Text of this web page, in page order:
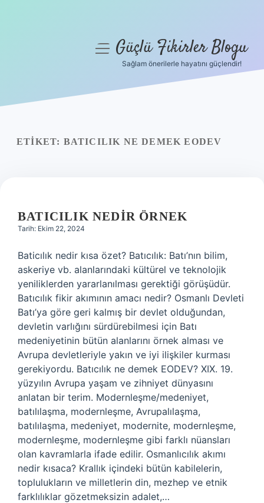
Yasal Uyarı
menüyüGüçlü Fikirler Blogu
Sağlam önerilerle hayatını güçlendir!
ETIKET: BATICILIK NE DEMEK EODEV
BATICILIK NEDIR ÖRNEK
Tarih: Ekim 22, 2024
Baticılık nedir kısa özet? Batıcılık: Batı’nın bilim,
askeriye vb. alanlarındaki kültürel ve teknolojik
yeniliklerden yararlanılması gerektiği görüşüdür.
Batıcılık fikir akımının amacı nedir? Osmanlı Devleti
Batı’ya göre geri kalmış bir devlet olduğundan,
devletin varlığını sürdürebilmesi için Batı
medeniyetinin bütün alanlarını örnek alması ve
Avrupa devletleriyle yakın ve iyi ilişkiler kurması
gerekiyordu. Batıcılık ne demek EODEV? XIX. 19.
yüzyılın Avrupa yaşam ve zihniyet dünyasını
anlatan bir terim. Modernleşme/medeniyet,
batılılaşma, modernleşme, Avrupalılaşma,
batılılaşma, medeniyet, modernite, modernleşme,
modernleşme, modernleşme gibi farklı nüansları
olan kavramlarla ifade edilir. Osmanlıcılık akımı
nedir kısaca? Krallık içindeki bütün kabilelerin,
toplulukların ve milletlerin din, mezhep ve etnik
farklılıklar gözetmeksizin adalet,…